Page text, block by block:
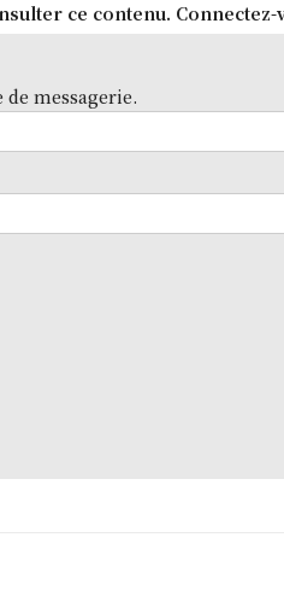
ce contenu. Connectez-
messagerie.